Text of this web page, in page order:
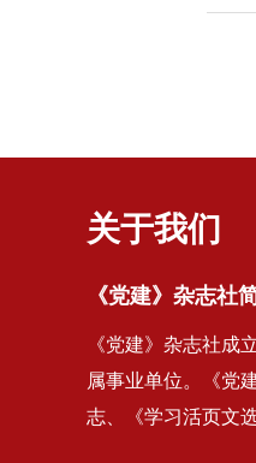
关于我们
《党建》杂志社
《党建》杂志社成
属事业单位。《党
志、《学习活页文